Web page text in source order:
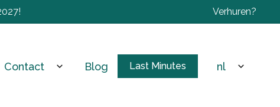
Verhuren?
Contact expand_more Blog Last Minutes nl expand_more